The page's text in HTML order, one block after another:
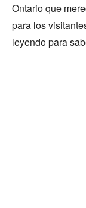
Ontario que
para los
leyendo para